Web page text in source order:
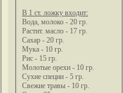
В 1 ст. ложку входит:
Вода, молоко - 20 гр.
Растит. масло - 17 гр.
Сахар - 20 гр.
Мука - 10 гр.
Рис - 15 гр.
Молотые орехи - 10 гр.
Сухие специи - 5 гр.
Свежие травы - 10 гр.